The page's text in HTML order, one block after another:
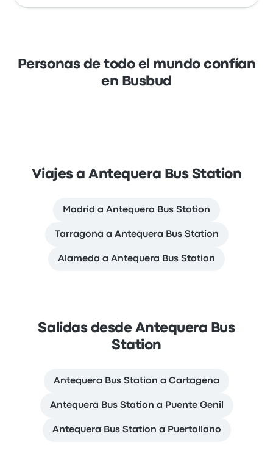
Personas de todo el mundo confían
en Busbud
Viajes a Antequera Bus Station
Madrid a Antequera Bus Station
Tarragona a Antequera Bus Station
Alameda a Antequera Bus Station
Salidas desde Antequera Bus
Station
Antequera Bus Station a Cartagena
Antequera Bus Station a Puente Genil
Antequera Bus Station a Puertollano